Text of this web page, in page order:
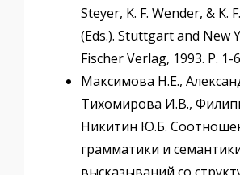
Steyer, K. F. Wender, & K.
(Eds.). Stuttgart and New
Fischer Verlag, 1993. P. 1-
Максимова Н.Е.,
Тихомирова И.В.,
Никитин Ю.Б.
грамматики и